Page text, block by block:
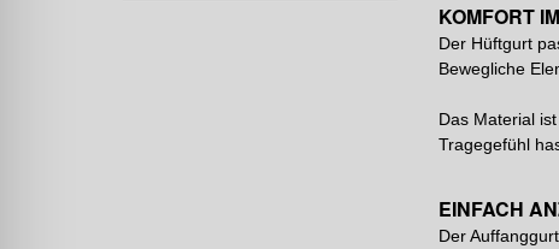
KOMFORT
Der Hüftgurt
Bewegliche
Das Material
Tragegefühl
EINFACH
Der